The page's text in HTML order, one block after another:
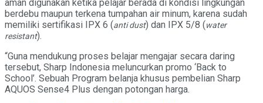
aman digunakan ketika pelajar berada di kondisi lingkungan
berdebu maupun terkena tumpahan air minum, karena sudah
memiliki sertifikasi IPX 6 (anti dust) dan IPX 5/8 (water
resistant).
“Guna mendukung proses belajar mengajar secara daring
tersebut, Sharp Indonesia meluncurkan promo ‘Back to
School’. Sebuah Program belanja khusus pembelian Sharp
AQUOS Sense4 Plus dengan potongan harga.